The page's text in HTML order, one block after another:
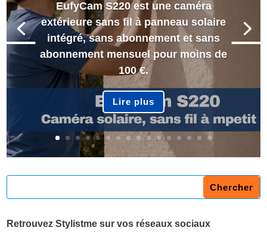
EufyCam S220 est une caméra
extérieure sans fil à panneau solaire
intégré, sans abonnement et sans
abonnement mensuel pour moins de
100 €.
Lire plus
Retrouvez Stylistme sur vos réseaux sociaux